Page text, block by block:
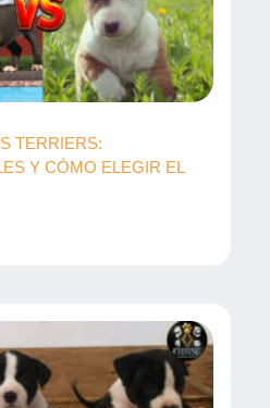
TERRIERS:
Y CÓMO ELEGIR EL